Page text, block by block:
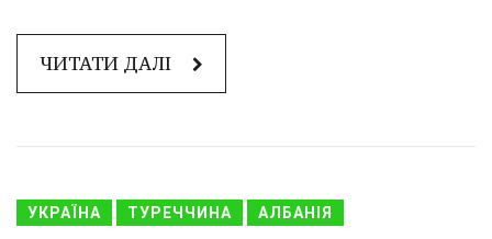
ЧИТАТИ ДАЛІ
УКРАЇНА ТУРЕЧЧИНА АЛБАНІЯ